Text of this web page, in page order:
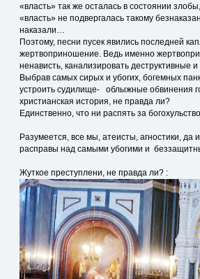
«власть» так же осталась в состоянии
«власть» не подвергалась такому
наказали…
Поэтому, песни пусек явились последней
жертвоприношение. Ведь именно
ненависть, канализировать деструктивные
Выбрав самых сирых и убогих, богемных
устроить судилище- облыжные обвинения
христианская история, не правда ли?
Единственно, что ни распять за
Разумеется, все мы, атеисты, агностики,
расправы над самыми убогими и
Жуткое преступлени, не правда ли? :